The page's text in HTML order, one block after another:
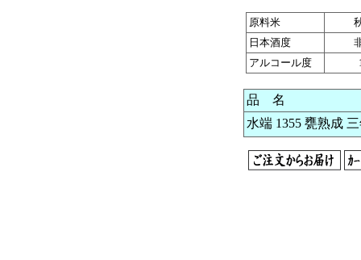
原料米
日本酒度
アルコール度
品 名
水端 1355 甕熟成